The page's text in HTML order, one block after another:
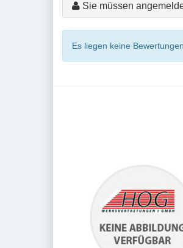
Sie müssen
Es liegen keine